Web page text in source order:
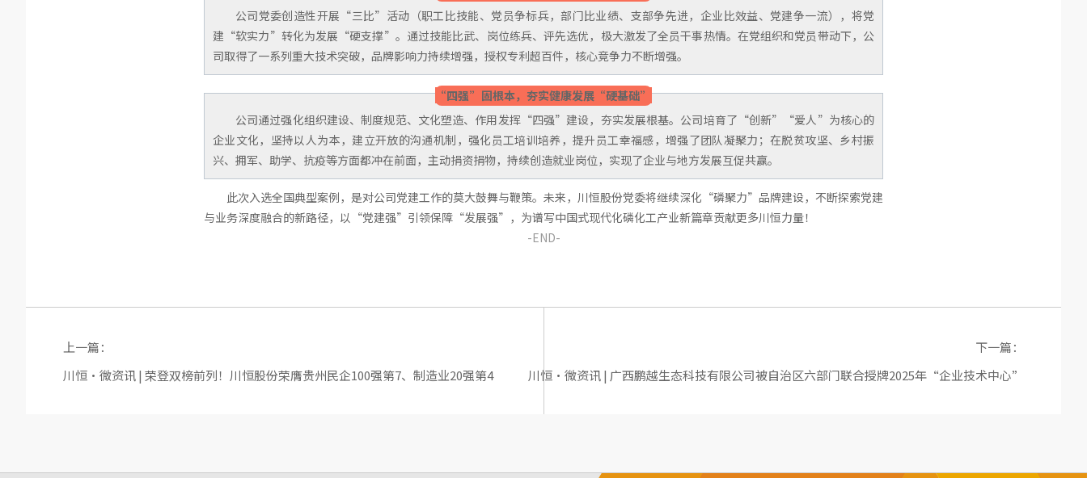
公司党委创造性开展“三比”活动（职工比技能、党员争标兵，部门比业绩、支部争先进，企业比效益、党建争一流），将党
建“软实力”转化为发展“硬支撑”。通过技能比武、岗位练兵、评先选优，极大激发了全员干事热情。在党组织和党员带动下，公
司取得了一系列重大技术突破，品牌影响力持续增强，授权专利超百件，核心竞争力不断增强。
“四强”固根本，夯实健康发展“硬基础”
公司通过强化组织建设、制度规范、文化塑造、作用发挥“四强”建设，夯实发展根基。公司培育了“创新”“爱人”为核心的
企业文化，坚持以人为本，建立开放的沟通机制，强化员工培训培养，提升员工幸福感，增强了团队凝聚力；在脱贫攻坚、乡村振
兴、拥军、助学、抗疫等方面都冲在前面，主动捐资捐物，持续创造就业岗位，实现了企业与地方发展互促共赢。
此次入选全国典型案例，是对公司党建工作的莫大鼓舞与鞭策。未来，川恒股份党委将继续深化“磷聚力”品牌建设，不断探索党建
与业务深度融合的新路径，以“党建强”引领保障“发展强”，为谱写中国式现代化磷化工产业新篇章贡献更多川恒力量！
-END-
上一篇：
川恒·微资讯 | 荣登双榜前列！川恒股份荣膺贵州民企100强第7、制造业20强第4
下一篇：
川恒·微资讯 | 广西鹏越生态科技有限公司被自治区六部门联合授牌2025年“企业技术中心”